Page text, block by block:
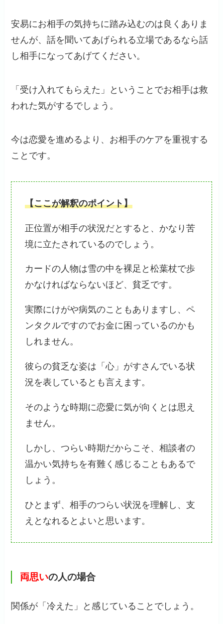
安易にお相手の気持ちに踏み込むのは良くありま
せんが、話を聞いてあげられる立場であるなら話
し相手になってあげてください。
「受け入れてもらえた」ということでお相手は救
われた気がするでしょう。
今は恋愛を進めるより、お相手のケアを重視する
ことです。
【ここが解釈のポイント】
正位置が相手の状況だとすると、かなり苦
境に立たされているのでしょう。
カードの人物は雪の中を裸足と松葉杖で歩
かなければならないほど、貧乏です。
実際にけがや病気のこともありますし、ペ
ンタクルですのでお金に困っているのかも
しれません。
彼らの貧乏な姿は「心」がすさんでいる状
況を表しているとも言えます。
そのような時期に恋愛に気が向くとは思え
ません。
しかし、つらい時期だからこそ、相談者の
温かい気持ちを有難く感じることもあるで
しょう。
ひとまず、相手のつらい状況を理解し、支
えとなれるとよいと思います。
両思いの人の場合
関係が「冷えた」と感じていることでしょう。